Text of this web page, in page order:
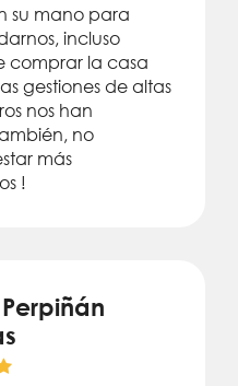
su mano para
incluso
comprar la casa
gestiones de altas
nos han
no
más
!